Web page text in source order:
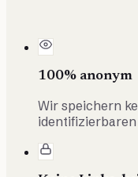
100% anonym
Wir speichern
identifizierbaren